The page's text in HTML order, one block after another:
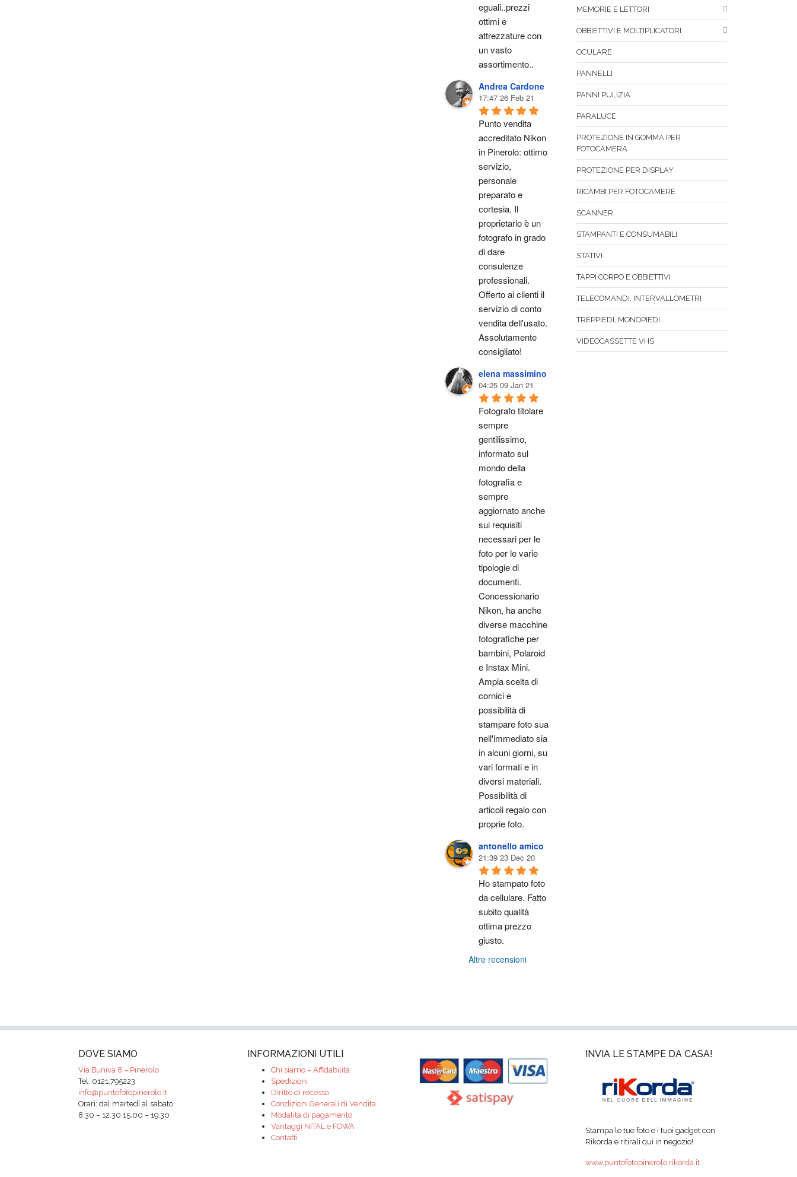
eguali..prezzi
ottimi e
attrezzature con
un vasto
assortimento..
Andrea Cardone
17:47 26 Feb 21
Punto vendita
accreditato Nikon
in Pinerolo: ottimo
servizio,
personale
preparato e
cortesia. Il
proprietario è un
fotografo in grado
di dare
consulenze
professionali.
Offerto ai clienti il
servizio di conto
vendita dell'usato.
Assolutamente
consigliato!
elena massimino
04:25 09 Jan 21
Fotografo titolare
sempre
gentilissimo,
informato sul
mondo della
fotografia e
sempre
aggiornato anche
sui requisiti
necessari per le
foto per le varie
tipologie di
documenti.
Concessionario
Nikon, ha anche
diverse macchine
fotografiche per
bambini, Polaroid
e Instax Mini.
Ampia scelta di
cornici e
possibilità di
stampare foto sua
nell'immediato sia
in alcuni giorni, su
vari formati e in
diversi materiali.
Possibilità di
articoli regalo con
proprie foto.
antonello amico
21:39 23 Dec 20
Ho stampato foto
da cellulare. Fatto
subito qualità
ottima prezzo
giusto.
Altre recensioni
MEMORIE E LETTORI
OBBIETTIVI E MOLTIPLICATORI
OCULARE
PANNELLI
PANNI PULIZIA
PARALUCE
PROTEZIONE IN GOMMA PER
FOTOCAMERA
PROTEZIONE PER DISPLAY
RICAMBI PER FOTOCAMERE
SCANNER
STAMPANTI E CONSUMABILI
STATIVI
TAPPI CORPO E OBBIETTIVI
TELECOMANDI, INTERVALLOMETRI
TREPPIEDI, MONOPIEDI
VIDEOCASSETTE VHS
DOVE SIAMO
Via Buniva 8 – Pinerolo
Tel. 0121.795223
info@puntofotopinerolo.it
Orari: dal martedì al sabato
8.30 – 12.30 15.00 – 19.30
INFORMAZIONI UTILI
Chi siamo – Affidabilità
Spedizioni
Diritto di recesso
Condizioni Generali di Vendita
Modalità di pagamento
Vantaggi NITAL e FOWA
Contatti
INVIA LE STAMPE DA CASA!
Stampa le tue foto e i tuoi gadget con
Rikorda e ritirali qui in negozio!
www.puntofotopinerolo.rikorda.it